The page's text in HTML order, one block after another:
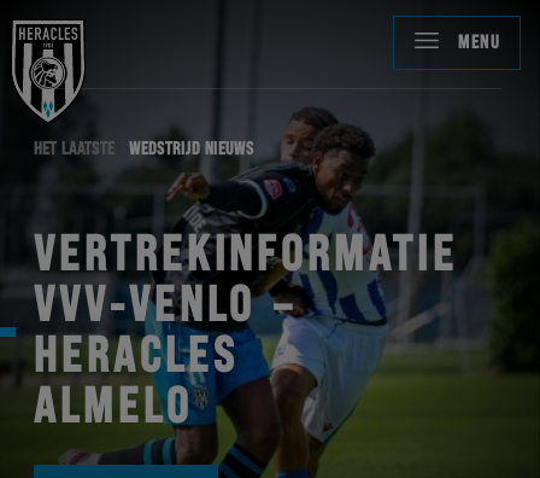
MENU
HET LAATSTE WEDSTRIJD NIEUWS
VERTREKINFORMATIE
VVV-VENLO –
HERACLES
ALMELO